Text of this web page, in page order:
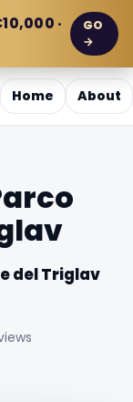
·
GO
→
Home About
del Triglav